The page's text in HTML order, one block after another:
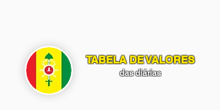
TABELA DE VALORES
das diárias